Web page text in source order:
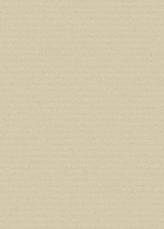
of dynamic
www/cms/
of dynamic
users/confidit/
of dynamic
www/cms/